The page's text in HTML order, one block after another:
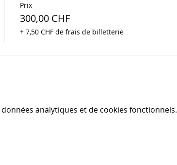
Prix
300,00 CHF
+ 7,50 CHF de frais de billetterie
analytiques et de cookies fonctionnels.